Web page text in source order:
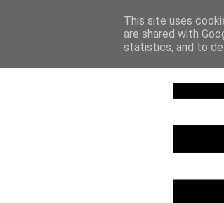
This site uses
are shared with
statistics, and to